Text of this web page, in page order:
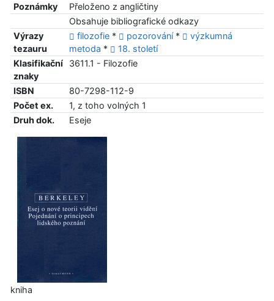
Poznámky
Přeloženo z angličtiny
Obsahuje bibliografické odkazy
Výrazy
tezauru
filozofie* pozorování*
výzkumná
metoda *
18. století
Klasifikační
znaky
3611.1 - Filozofie
ISBN
80-7298-112-9
Počet ex.
1, z toho volných 1
Druh dok.
Eseje
kniha